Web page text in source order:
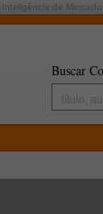
Inteligência de Mercado
Buscar